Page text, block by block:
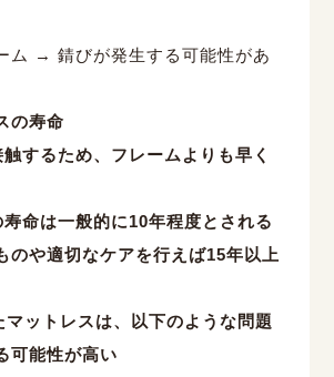
ム
→ 錆びが発生する可能性があ
の寿命
するため、フレームよりも早く
命は一般的に10年程度とされる
のや適切なケアを行えば15年以上
マットレスは、以下のような問題
可能性が高い